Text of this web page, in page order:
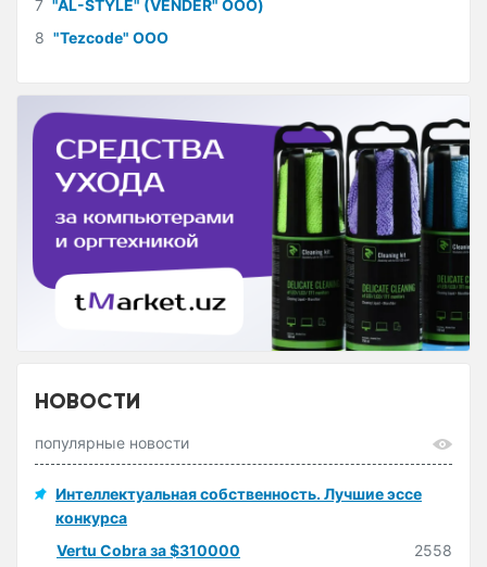
7 "AL-STYLE" (VENDER" ООО)
8 "Tezcode" ООО
НОВОСТИ
популярные новости
Интеллектуальная собственность. Лучшие эссе
конкурса
Vertu Cobra за $310000
2558